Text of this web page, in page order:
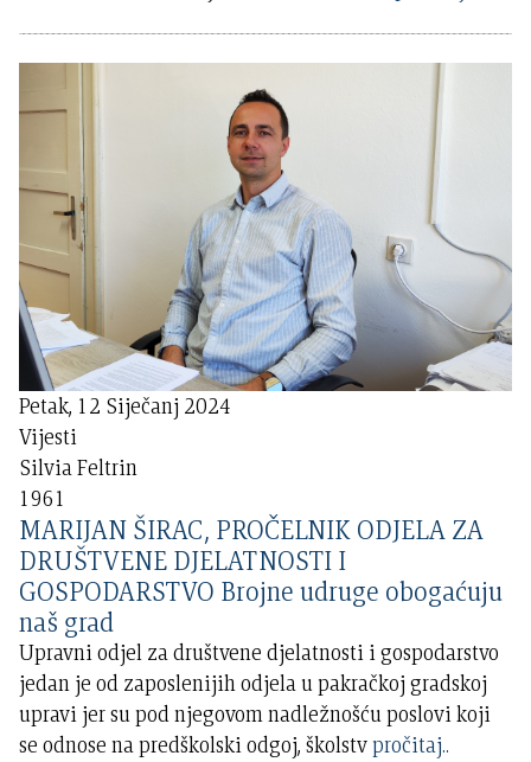
Petak, 12 Siječanj 2024
Vijesti
Silvia Feltrin
1961
MARIJAN ŠIRAC, PROČELNIK ODJELA ZA
DRUŠTVENE DJELATNOSTI I
GOSPODARSTVO Brojne udruge obogaćuju
naš grad
Upravni odjel za društvene djelatnosti i gospodarstvo
jedan je od zaposlenijih odjela u pakračkoj gradskoj
upravi jer su pod njegovom nadležnošću poslovi koji
se odnose na predškolski odgoj, školstvpročitaj..